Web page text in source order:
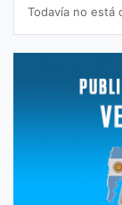
Todavía no está